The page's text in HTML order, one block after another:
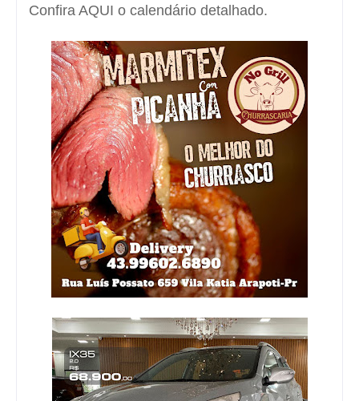
Confira AQUI o calendário detalhado.